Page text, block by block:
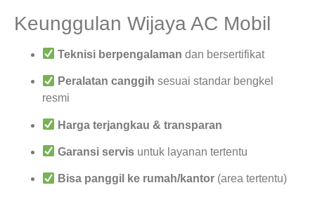
Keunggulan Wijaya AC Mobil
Teknisi berpengalaman dan bersertifikat
Peralatan canggih sesuai standar bengkel
resmi
Harga terjangkau & transparan
Garansi servis untuk layanan tertentu
Bisa panggil ke rumah/kantor (area tertentu)